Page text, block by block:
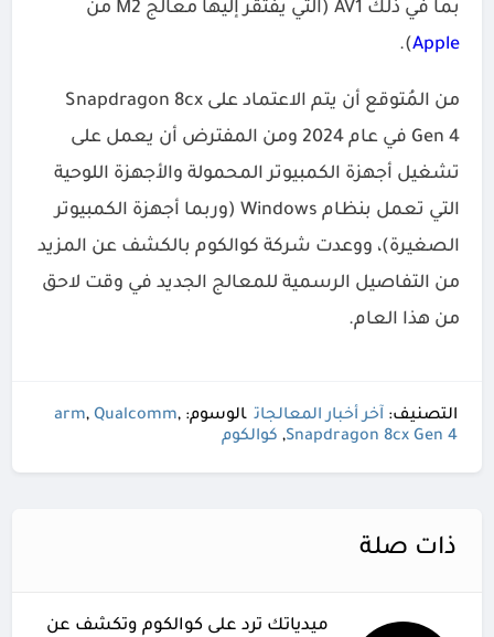
بما في ذلك AV1 (التي يفتقر إليها معالج M2 من
Apple
).
من المُتوقع أن يتم الاعتماد على Snapdragon 8cx
Gen 4 في عام 2024 ومن المفترض أن يعمل على
تشغيل أجهزة الكمبيوتر المحمولة والأجهزة اللوحية
التي تعمل بنظام Windows (وربما أجهزة الكمبيوتر
الصغيرة)، ووعدت شركة كوالكوم بالكشف عن المزيد
من التفاصيل الرسمية للمعالج الجديد في وقت لاحق
من هذا العام.
التصنيف: آخر أخبار المعالجات الوسوم: arm, Qualcomm,
Snapdragon 8cx Gen 4
, كوالكوم
ذات صلة
ميدياتك ترد على كوالكوم وتكشف عن